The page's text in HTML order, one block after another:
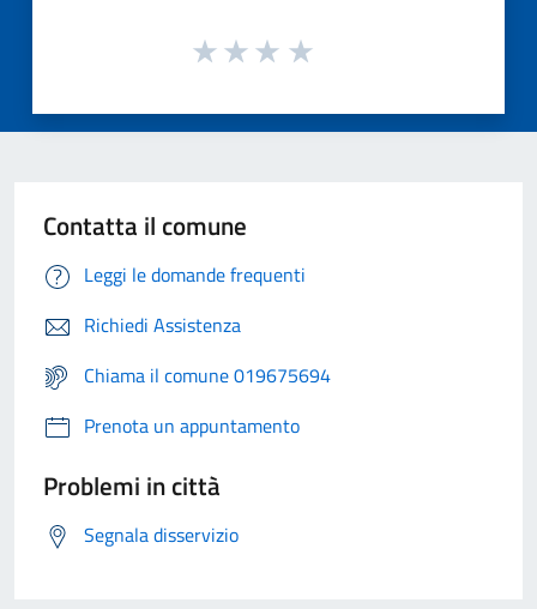
Contatta il comune
Leggi le domande frequenti
Richiedi Assistenza
Chiama il comune 019675694
Prenota un appuntamento
Problemi in città
Segnala disservizio